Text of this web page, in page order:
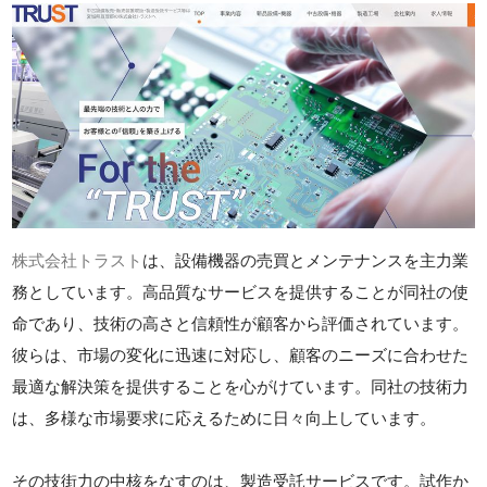
株式会社トラスト は、設備機器の売買とメンテナンスを主力業
務としています。高品質なサービスを提供することが同社の使
命であり、技術の高さと信頼性が顧客から評価されています。
彼らは、市場の変化に迅速に対応し、顧客のニーズに合わせた
最適な解決策を提供することを心がけています。同社の技術力
は、多様な市場要求に応えるために日々向上しています。
その技街力の中核をなすのは、製造受託サービスです。試作か